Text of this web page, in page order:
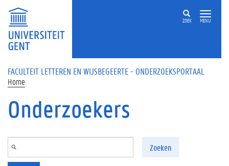
Overslaan en naar de inhoud gaan
ZOEK MENU
FACULTEIT LETTEREN EN WIJSBEGEERTE - ONDERZOEKSPORTAAL
Home
Onderzoekers
Zoeken